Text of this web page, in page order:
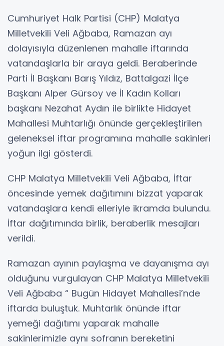
Cumhuriyet Halk Partisi (CHP) Malatya
Milletvekili Veli Ağbaba, Ramazan ayı
dolayısıyla düzenlenen mahalle iftarında
vatandaşlarla bir araya geldi. Beraberinde
Parti İl Başkanı Barış Yıldız, Battalgazi İlçe
Başkanı Alper Gürsoy ve İl Kadın Kolları
başkanı Nezahat Aydın ile birlikte Hidayet
Mahallesi Muhtarlığı önünde gerçekleştirilen
geleneksel iftar programına mahalle sakinleri
yoğun ilgi gösterdi.
CHP Malatya Milletvekili Veli Ağbaba, İftar
öncesinde yemek dağıtımını bizzat yaparak
vatandaşlara kendi elleriyle ikramda bulundu.
İftar dağıtımında birlik, beraberlik mesajları
verildi.
Ramazan ayının paylaşma ve dayanışma ayı
olduğunu vurgulayan CHP Malatya Milletvekili
Veli Ağbaba “ Bugün Hidayet Mahallesi’nde
iftarda buluştuk. Muhtarlık önünde iftar
yemeği dağıtımı yaparak mahalle
sakinlerimizle aynı sofranın bereketini